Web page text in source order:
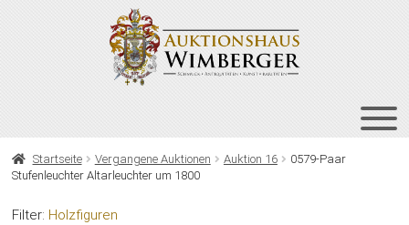
HOME
Startseite Vergangene Auktionen Auktion 16
0579-Paar
Stufenleuchter Altarleuchter um 1800
Filter: Holzfiguren